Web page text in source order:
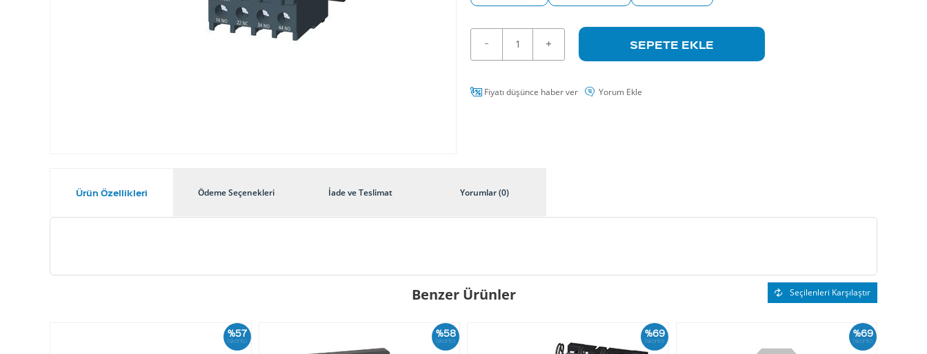
SEPETE EKLE
Fiyatı düşünce haber ver Yorum Ekle
Ürün Özellikleri Ödeme Seçenekleri İade ve Teslimat Yorumlar (0)
Benzer Ürünler Seçilenleri Karşılaştır
%57
İskonto
%58
İskonto
%69
İskonto
%69
İskonto